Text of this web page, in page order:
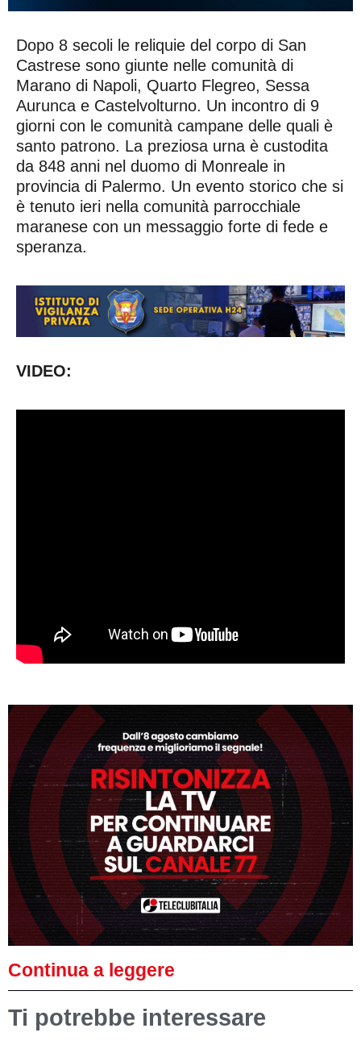
Dopo 8 secoli le reliquie del corpo di San
Castrese sono giunte nelle comunità di
Marano di Napoli, Quarto Flegreo, Sessa
Aurunca e Castelvolturno. Un incontro di 9
giorni con le comunità campane delle quali è
santo patrono. La preziosa urna è custodita
da 848 anni nel duomo di Monreale in
provincia di Palermo. Un evento storico che si
è tenuto ieri nella comunità parrocchiale
maranese con un messaggio forte di fede e
speranza.
VIDEO:
Continua a leggere
Ti potrebbe interessare